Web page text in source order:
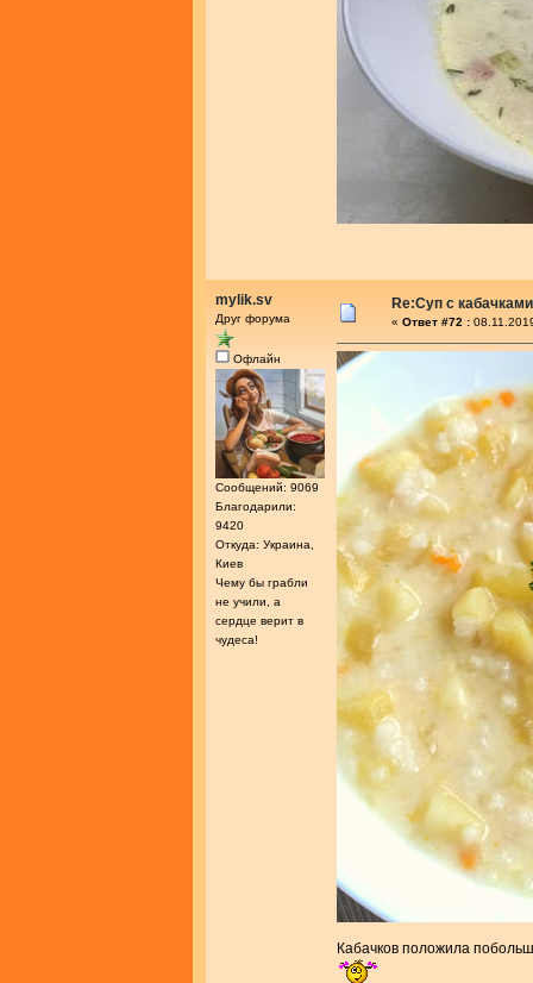
mylik.sv
Друг форума
Офлайн
Сообщений: 9069
Благодарили:
9420
Откуда: Украина,
Киев
Чему бы грабли
не учили, а
сердце верит в
чудеса!
Re:Суп с
« Ответ #72 :
Кабачков положила